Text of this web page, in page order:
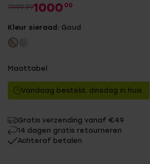
1999.991000 00
Kleur sieraad: Goud
Maattabel
Vandaag besteld, dinsdag in huis
Gratis verzending vanaf €49
14 dagen gratis retourneren
Achteraf betalen